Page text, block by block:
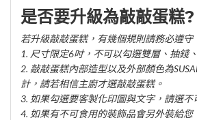
是否要升級為敲敲蛋糕?
若升級敲敲蛋糕，有幾個規則請務必遵守
1. 尺寸限定6吋，不可以勾選雙層、抽錢
2. 敲敲蛋糕內部造型以及外部顏色為
計，請若相信主廚才選敲敲蛋糕。
3. 如果勾選要客製化印圖與文字，請選不
4. 如果有不可食用的裝飾品會另外裝給您